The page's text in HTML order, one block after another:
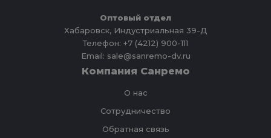
Оптовый отдел
Хабаровск, Индустриальная 39-Д
Телефон: +7 (4212) 900-111
Email: sale@sanremo-dv.ru
Компания Санремо
О нас
Сотрудничество
Обратная связь